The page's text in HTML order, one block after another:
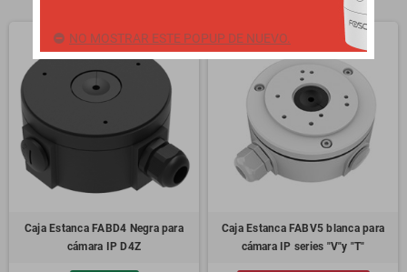
Caja Estanca FABD4 Negra para
cámara IP D4Z
Caja Estanca FABV5 blanca para
cámara IP series "V"y "T"
NO MOSTRAR ESTE POPUP DE NUEVO.